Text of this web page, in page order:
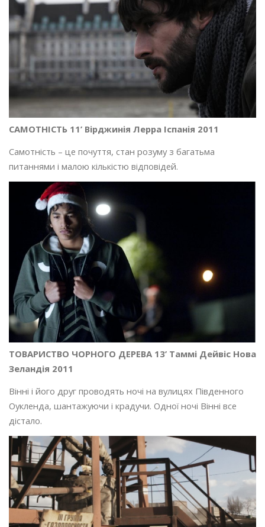
САМОТНІСТЬ 11’ Вірджинія Лерра Іспанія 2011
Самотність – це почуття, стан розуму з багатьма
питаннями і малою кількістю відповідей.
ТОВАРИСТВО ЧОРНОГО ДЕРЕВА 13’ Таммі Дейвіс Нова
Зеландія 2011
Вінні і його друг проводять ночі на вулицях Південного
Оукленда, шантажуючи і крадучи. Одної ночі Вінні все
дістало.